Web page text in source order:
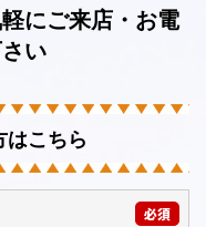
にご来店・お電
い
こちら
必須